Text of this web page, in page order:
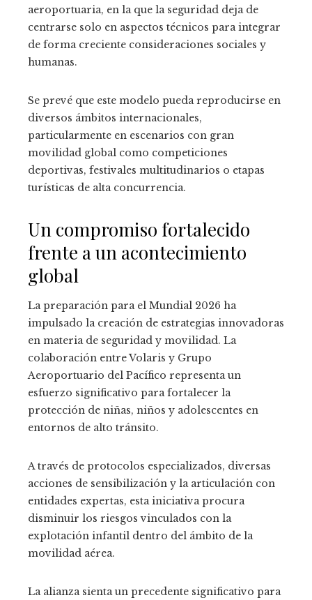
aeroportuaria, en la que la seguridad deja de
centrarse solo en aspectos técnicos para integrar
de forma creciente consideraciones sociales y
humanas.
Se prevé que este modelo pueda reproducirse en
diversos ámbitos internacionales,
particularmente en escenarios con gran
movilidad global como competiciones
deportivas, festivales multitudinarios o etapas
turísticas de alta concurrencia.
Un compromiso fortalecido
frente a un acontecimiento
global
La preparación para el Mundial 2026 ha
impulsado la creación de estrategias innovadoras
en materia de seguridad y movilidad. La
colaboración entre Volaris y Grupo
Aeroportuario del Pacífico representa un
esfuerzo significativo para fortalecer la
protección de niñas, niños y adolescentes en
entornos de alto tránsito.
A través de protocolos especializados, diversas
acciones de sensibilización y la articulación con
entidades expertas, esta iniciativa procura
disminuir los riesgos vinculados con la
explotación infantil dentro del ámbito de la
movilidad aérea.
La alianza sienta un precedente significativo para